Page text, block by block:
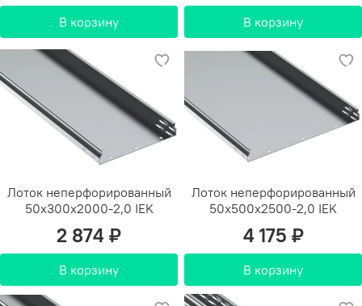
В корзину В корзину
Лоток неперфорированный
50х300х2000-2,0 IEK
2 874 ₽
В корзину
Лоток неперфорированный
50х500х2500-2,0 IEK
4 175 ₽
В корзину